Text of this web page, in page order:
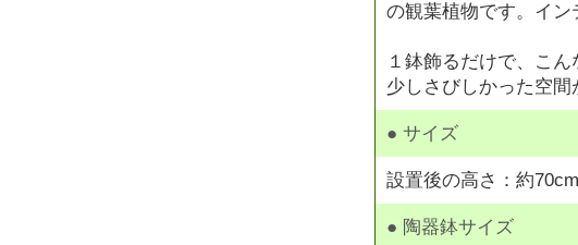
の観葉植物です。イン
１鉢飾るだけで、こ
少しさびしかった空間
● サイズ
設置後の高さ：約
● 陶器鉢サイズ